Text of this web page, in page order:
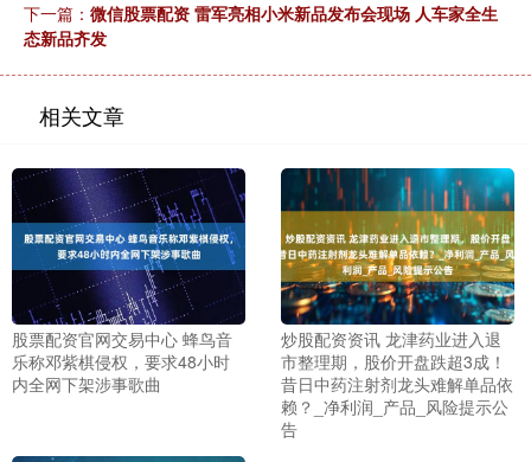
下一篇： 微信股票配资 雷军亮相小米新品发布会现场 人车家全生
态新品齐发
相关文章
股票配资官网交易中心 蜂鸟音
乐称邓紫棋侵权，要求48小时
内全网下架涉事歌曲
炒股配资资讯 龙津药业进入退
市整理期，股价开盘跌超3成！
昔日中药注射剂龙头难解单品依
赖？_净利润_产品_风险提示公
告